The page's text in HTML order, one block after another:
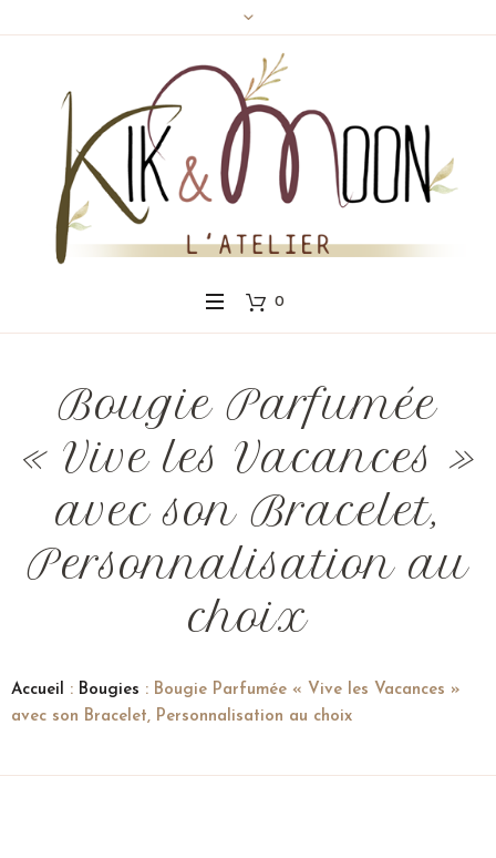
Panneau de gestion des cookies
0
Bougie Parfumée
« Vive les Vacances »
avec son Bracelet,
Personnalisation au
choix
Accueil : Bougies : Bougie Parfumée « Vive les Vacances »
avec son Bracelet, Personnalisation au choix